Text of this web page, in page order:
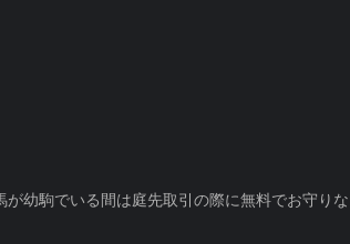
幼駒でいる間は庭先取引の際に無料でお守りな